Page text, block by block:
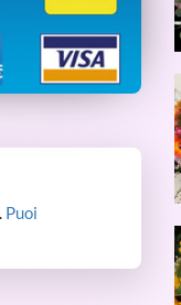
Puoi